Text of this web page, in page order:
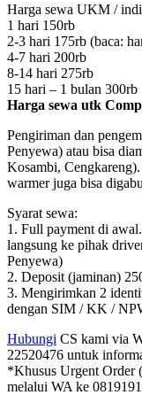
Harga sewa UKM /
1 hari 150rb
2-3 hari 175rb (baca:
4-7 hari 200rb
8-14 hari 275rb
15 hari – 1 bulan 300rb
Harga sewa utk
Pengiriman dan
Penyewa) atau bisa
Kosambi,
warmer juga bisa
Syarat sewa:
1. Full payment di
langsung ke pihak
Penyewa)
2. Deposit (jaminan)
3. Mengirimkan 2
dengan SIM / KK /
Hubungi CS kami via
22520476 untuk
*Khusus Urgent Order
melalui WA ke